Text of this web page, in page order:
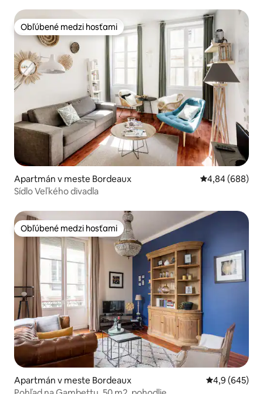
Obľúbené medzi hosťami
Obľúbené medzi hosťami
Apartmán v meste Bordeaux Priemerné
4,84 (688)
Sídlo Veľkého divadla
Obľúbené medzi hosťami
Obľúbené medzi hosťami
Apartmán v meste Bordeaux Priemerné
4,9 (645)